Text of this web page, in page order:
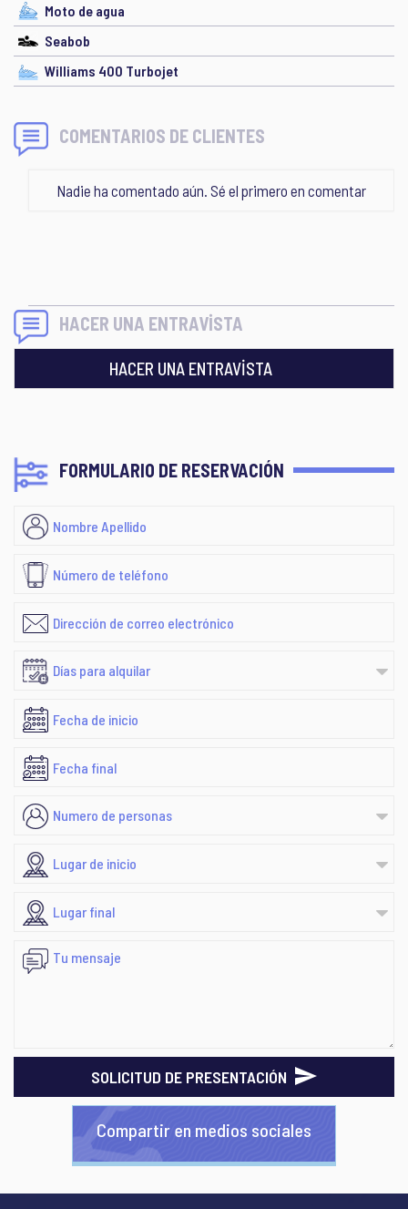
Moto de agua
Seabob
Williams 400 Turbojet
COMENTARIOS DE CLIENTES
Nadie ha comentado aún. Sé el primero en comentar
HACER UNA ENTRAVİSTA
HACER UNA ENTRAVİSTA
FORMULARIO DE RESERVACIÓN
SOLICITUD DE PRESENTACIÓN
Compartir en medios sociales